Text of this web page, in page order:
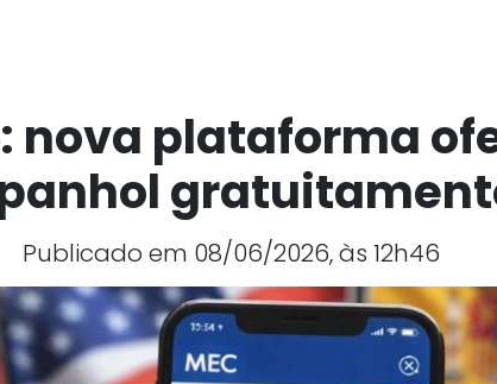
nova plataforma
Publicado em 08/06/2026, às 12h46